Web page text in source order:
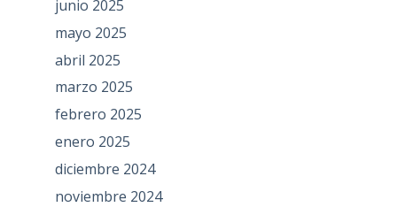
junio 2025
mayo 2025
abril 2025
marzo 2025
febrero 2025
enero 2025
diciembre 2024
noviembre 2024